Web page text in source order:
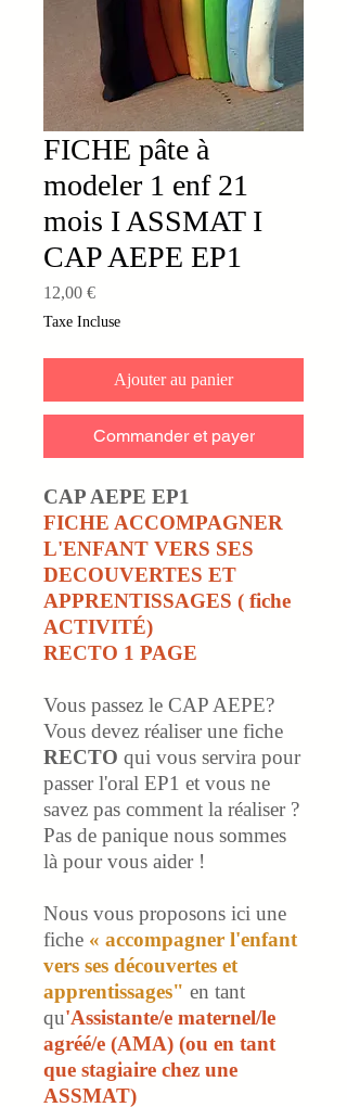
FICHE pâte à
modeler 1 enf 21
mois I ASSMAT I
CAP AEPE EP1
12,00 €Prix
Taxe Incluse
Ajouter au panier
Commander et payer
CAP AEPE EP1
FICHE ACCOMPAGNER
L'ENFANT VERS SES
DECOUVERTES ET
APPRENTISSAGES ( fiche
ACTIVITÉ)
RECTO 1 PAGE
Vous passez le CAP AEPE?
Vous devez réaliser une fiche
RECTO qui vous servira pour
passer l'oral EP1 et vous ne
savez pas comment la réaliser ?
Pas de panique nous sommes
là pour vous aider !
Nous vous proposons ici une
fiche « accompagner l'enfant
vers ses découvertes et
apprentissages" en tant
qu'Assistante/e maternel/le
agréé/e (AMA) (ou en tant
que stagiaire chez une
ASSMAT)